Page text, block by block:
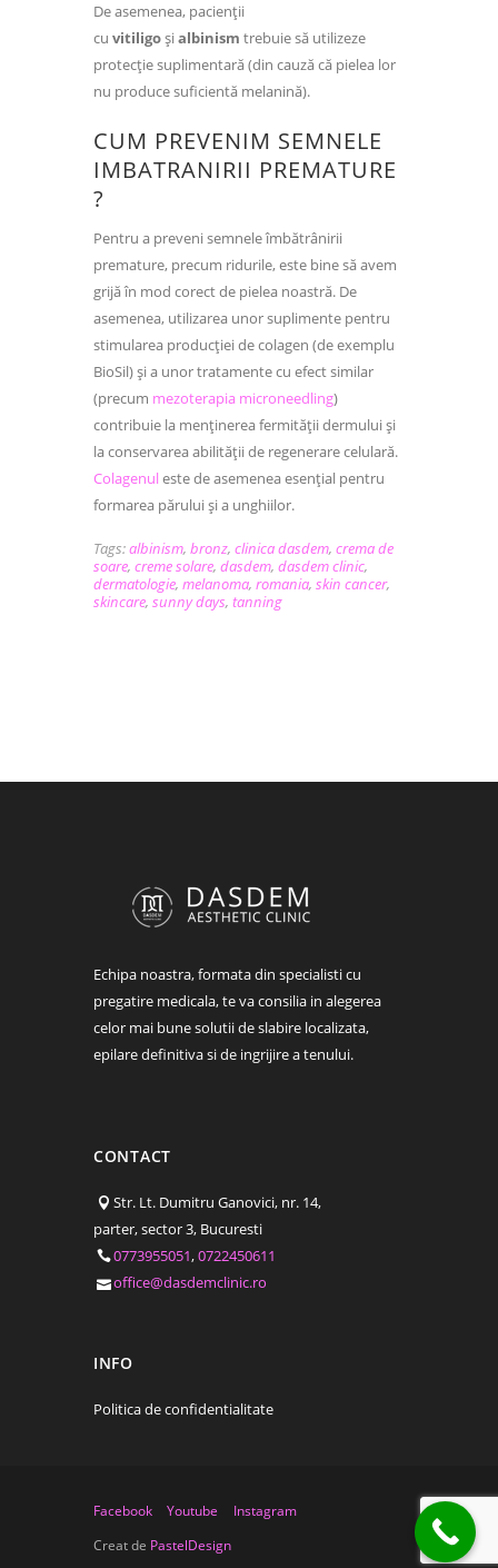
De asemenea, pacienții
cu vitiligoșialbinism trebuie să utilizeze
protecție suplimentară (din cauză că pielea lor
nu produce suficientă melanină).
CUM PREVENIM SEMNELE
IMBATRANIRII PREMATURE
?
Pentru a preveni semnele îmbătrânirii
premature, precum ridurile, este bine să avem
grijă în mod corect de pielea noastră. De
asemenea, utilizarea unor suplimente pentru
stimularea producției de colagen (de exemplu
BioSil) și a unor tratamente cu efect similar
(precum mezoterapia microneedling)
contribuie la menținerea fermității dermului și
la conservarea abilității de regenerare celulară.
Colagenuleste de asemenea esențial pentru
formarea părului și a unghiilor.
Tags:albinism, bronz, clinica dasdem, crema de
soare, creme solare, dasdem, dasdem clinic,
dermatologie, melanoma, romania, skin cancer,
skincare, sunny days, tanning
Echipa noastra, formata din specialisti cu
pregatire medicala, te va consilia in alegerea
celor mai bune solutii de slabire localizata,
epilare definitiva si de ingrijire a tenului.
CONTACT
Str. Lt. Dumitru Ganovici, nr. 14,
parter, sector 3, Bucuresti
0773955051,0722450611
office@dasdemclinic.ro
INFO
Politica de confidentialitate
Facebook Youtube
Instagram
Creat de PastelDesign